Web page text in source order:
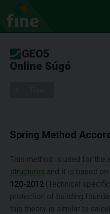
GEO5
Online Súgó
Spring Method
This method is used for the
structures and it is based on
120-2012 (Technical
protection of building
this theory is similar to